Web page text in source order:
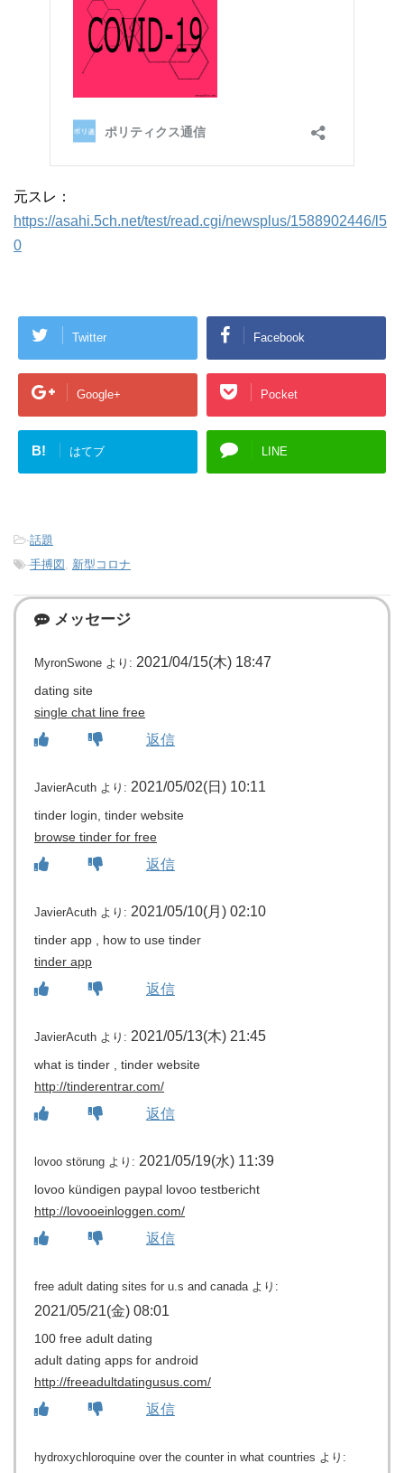
元スレ：
https://asahi.5ch.net/test/read.cgi/newsplus/1588902446/l5
0
Twitter Facebook
Google+ Pocket
B! はてブ LINE
-話題
-手搏図 新型コロナ
メッセージ
MyronSwone より: 2021/04/15(木) 18:47
dating site
single chat line free
返信
JavierAcuth より: 2021/05/02(日) 10:11
tinder login, tinder website
browse tinder for free
返信
JavierAcuth より: 2021/05/10(月) 02:10
tinder app , how to use tinder
tinder app
返信
JavierAcuth より: 2021/05/13(木) 21:45
what is tinder , tinder website
http://tinderentrar.com/
返信
lovoo störung より: 2021/05/19(水) 11:39
lovoo kündigen paypal lovoo testbericht
http://lovooeinloggen.com/
返信
free adult dating sites for u.s and canada より:
2021/05/21(金) 08:01
100 free adult dating
adult dating apps for android
http://freeadultdatingusus.com/
返信
hydroxychloroquine over the counter in what countries より: